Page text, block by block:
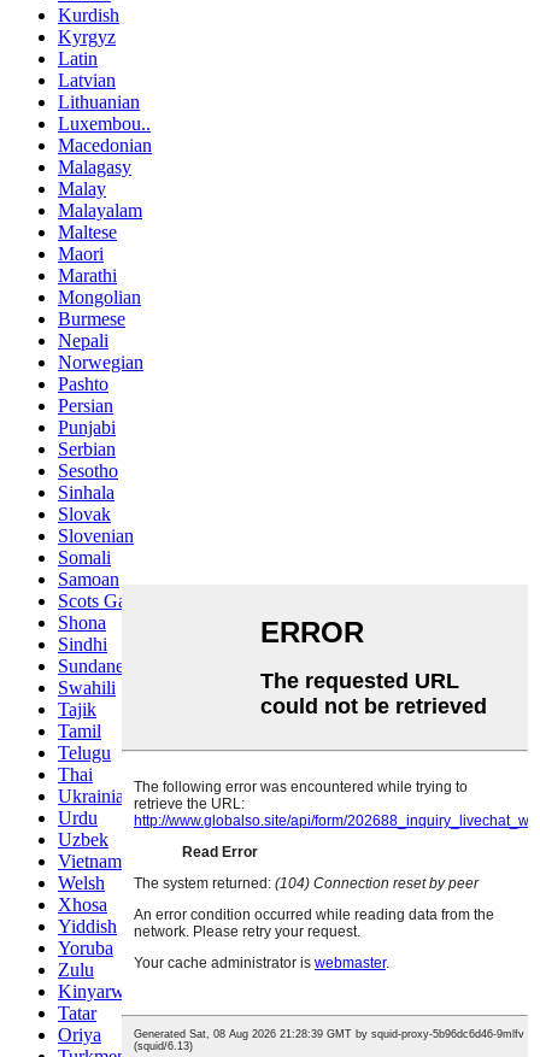
Kurdish
Kyrgyz
Latin
Latvian
Lithuanian
Luxembou..
Macedonian
Malagasy
Malay
Malayalam
Maltese
Maori
Marathi
Mongolian
Burmese
Nepali
Norwegian
Pashto
Persian
Punjabi
Serbian
Sesotho
Sinhala
Slovak
Slovenian
Somali
Samoan
Scots Gaelic
Shona
Sindhi
Sundanese
Swahili
Tajik
Tamil
Telugu
Thai
Ukrainian
Urdu
Uzbek
Vietnamese
Welsh
Xhosa
Yiddish
Yoruba
Zulu
Kinyarwanda
Tatar
Oriya